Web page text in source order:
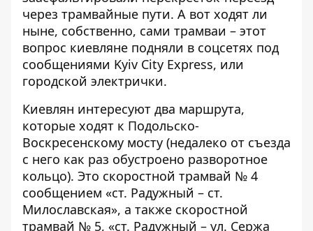
через трамвайные пути. А вот ходят ли
ныне, собственно, сами трамваи – этот
вопрос киевляне подняли в соцсетях под
сообщениями Kyiv City Express, или
городской электрички.
Киевлян интересуют два маршрута,
которые ходят к Подольско-
Воскресенскому мосту (недалеко от съезда
с него как раз обустроено разворотное
кольцо). Это скоростной трамвай № 4
сообщением «ст. Радужный – ст.
Милославская», а также скоростной
трамвай № 5, «ст. Радужный – ул. Сержа